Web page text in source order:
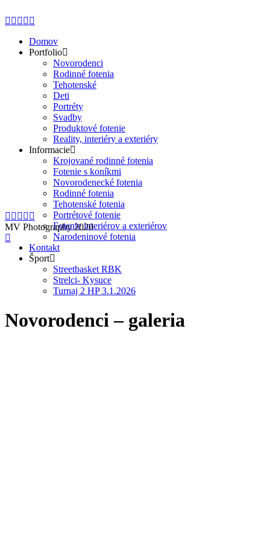
Domov
Portfolio
Novorodenci
Rodinné fotenia
Tehotenské
Deti
Portréty
Svadby
Produktové fotenie
Reality, interiéry a exteriéry
Informacie
Krojované rodinné fotenia
Fotenie s koníkmi
Novorodenecké fotenia
Rodinné fotenia
Tehotenské fotenia
Portrétové fotenie
Fotenie interiérov a exteriérov
Narodeninové fotenia
Kontakt
Šport
Streetbasket RBK
Strelci- Kysuce
Turnaj 2 HP 3.1.2026
Novorodenci – galeria
MV Photography 2020